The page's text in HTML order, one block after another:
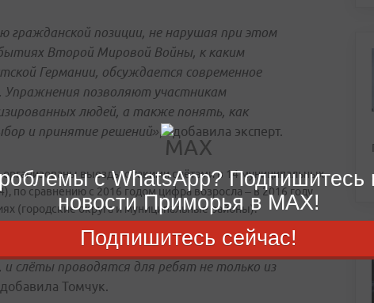
позиции, не нарушая при этом
Второй Мировой Войны, к каким
Германии, обсуждается современное
позволяют участникам
людей, а также понять, как
и принятие решений» , - добавила эксперт.
выезды с такими слётами в 14 муниципальных
по сравнению с 2016 годом цифра возросла – в 2016 году
(городские округа и муниципальные районы).
есть в один район или городской округ
слёты проводятся для ребят не только из
добавила Томчук.
с WhatsApp? Подпишитесь
новости Приморья в MAX!
Подпишитесь сейчас!